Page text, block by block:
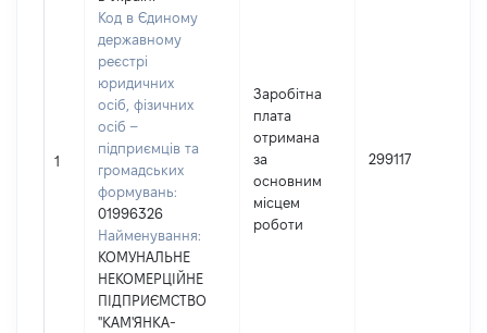
1
Код в Єдиному
державному
реєстрі
юридичних
осіб, фізичних
осіб –
підприємців та
громадських
формувань:
01996326
Найменування:
КОМУНАЛЬНЕ
НЕКОМЕРЦІЙНЕ
ПІДПРИЄМСТВО
"КАМ'ЯНКА-
Заробітна
плата
отримана
за
основним
місцем
роботи
299117